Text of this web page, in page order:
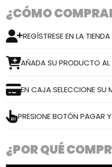
¿CÓMO
REGÍSTRESE EN LA
AÑADA SU PRODUCTO
EN CAJA SELECCIONE SU
PRESIONE BOTÓN PAGAR
¿POR QUÉ